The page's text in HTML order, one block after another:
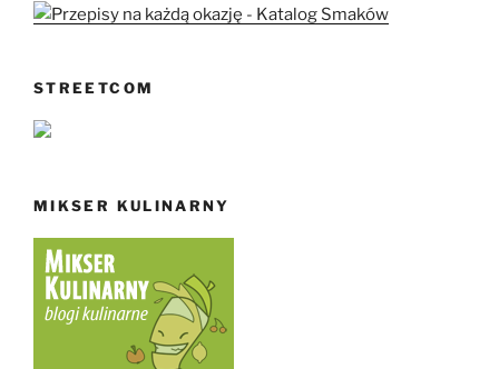
STREETCOM
MIKSER KULINARNY